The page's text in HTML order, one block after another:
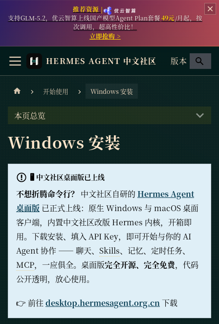
推荐资源 |
支持GLM-5.2，优云智算上线国产模型Agent Plan套餐49元/月起，按
次调用，超高性价比！
立即抢购 >
HERMES AGENT 中文社区 版本
开始使用 Windows 安装
本页总览
Windows 安装
🖥️ 中文社区桌面版已上线
不想折腾命令行？ 中文社区自研的 Hermes Agent
桌面版 已正式上线：原生 Windows 与 macOS 桌面
客户端，内置中文社区改版 Hermes 内核，开箱即
用。下载安装、填入 API Key，即可开始与你的 AI
Agent 协作 —— 聊天、 Skills、记忆、定时任务、
MCP，一应俱全。桌面版完全开源、完全免费，代码
公开透明，放心使用。
👉 前往 desktop.hermesagent.org.cn下载